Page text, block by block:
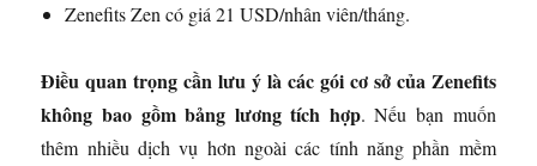
Zenefits Zen có giá 21 USD/nhân viên/tháng.
Điều quan trọng cần lưu ý là các gói cơ sở của Zenefits
không bao gồm bảng lương tích hợp. Nếu bạn muốn
thêm nhiều dịch vụ hơn ngoài các tính năng phần mềm